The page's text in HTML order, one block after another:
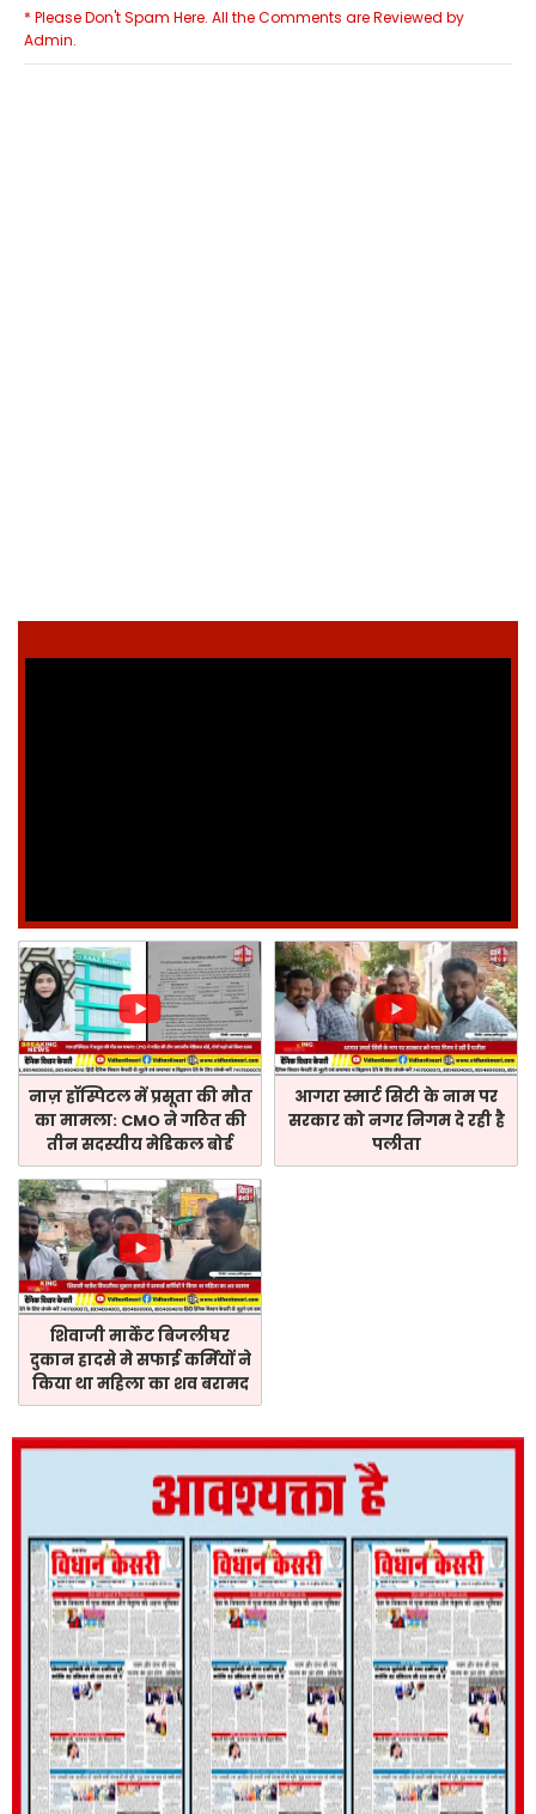
* Please Don't Spam Here. All the Comments are Reviewed by
Admin.
नाज़ हॉस्पिटल में प्रसूता की मौत
का मामला: CMO ने गठित की
तीन सदस्यीय मेडिकल बोर्ड
आगरा स्मार्ट सिटी के नाम पर
सरकार को नगर निगम दे रही है
पलीता
शिवाजी मार्केट बिजलीघर
दुकान हादसे मे सफाई कर्मियों ने
किया था महिला का शव बरामद